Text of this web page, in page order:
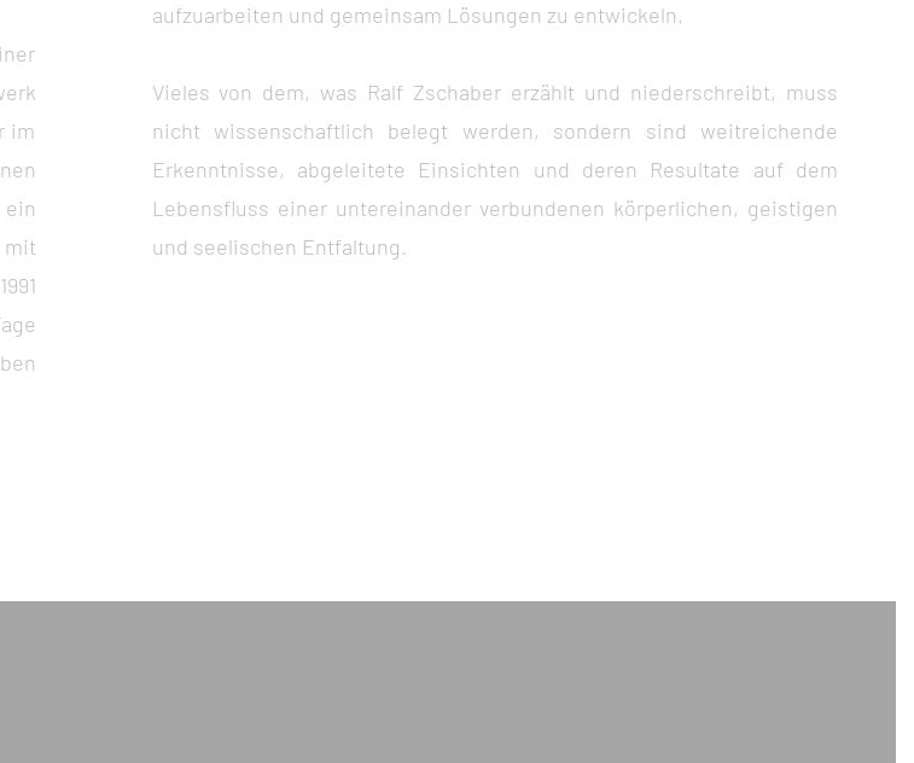
im
aufzuarbeiten und gemeinsam Lösungen zu entwickeln.
Vieles von dem, was Ralf Zschaber erzählt und niederschreibt, muss
nicht wissenschaftlich belegt werden, sondern sind weitreichende
Erkenntnisse, abgeleitete Einsichten und deren Resultate auf dem
Lebensfluss einer untereinander verbundenen körperlichen, geistigen
und seelischen Entfaltung.